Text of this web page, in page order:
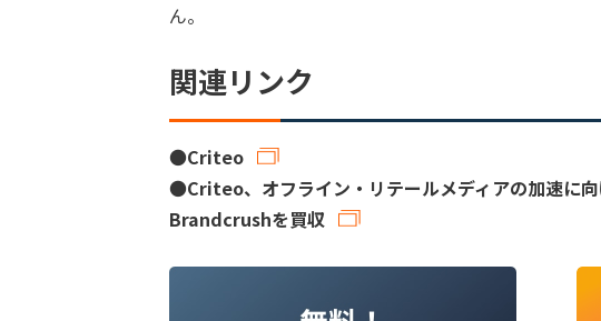
ん。
関連リンク
●Criteo
●Criteo、オフライン・リテールメディアの加速に
Brandcrushを買収